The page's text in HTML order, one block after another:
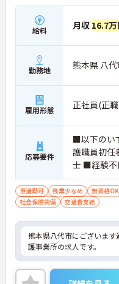
給料 月収 16.7
勤務地 熊本県 八
雇用形態 正社員(正
応募要件
■以下のい
護職員初任
士 ■経験不
定可）必須
車通勤可 残業少なめ 無資格OK
社会保険完備
交通費支給
熊本県八代市にございま
護事業所の求人です。